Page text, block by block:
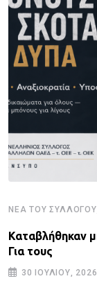
ΝΈΑ ΤΟΥ ΣΥΛΛΌΓΟΥ
Καταβλήθηκαν
Για τους
30 ΙΟΥΛΊΟΥ, 2026